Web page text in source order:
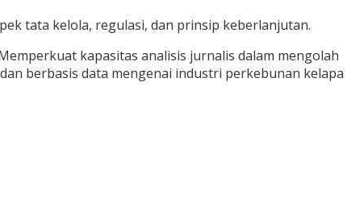
tata kelola, regulasi, dan prinsip keberlanjutan.
kapasitas analisis jurnalis dalam mengolah
berbasis data mengenai industri perkebunan kelapa